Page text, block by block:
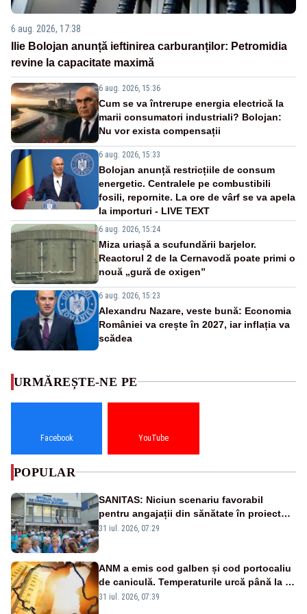
6 aug. 2026, 17:38
Ilie Bolojan anunță ieftinirea carburanților: Petromidia
revine la capacitate maximă
6 aug. 2026, 15:36
Cum se va întrerupe energia electrică la
marii consumatori industriali? Bolojan:
Nu vor exista compensații
6 aug. 2026, 15:33
Bolojan anunță restricțiile de consum
energetic. Centralele pe combustibili
fosili, repornite. La ore de vârf se va apela
la importuri - LIVE TEXT
6 aug. 2026, 15:24
Miza uriașă a scufundării barjelor.
Reactorul 2 de la Cernavodă poate primi o
nouă „gură de oxigen”
6 aug. 2026, 15:23
Alexandru Nazare, veste bună: Economia
României va crește în 2027, iar inflația va
scădea
URMĂREȘTE-NE PE
Facebook YouTube
POPULAR
SANITAS: Niciun scenariu favorabil
pentru angajații din sănătate în proiectul
Legii salarizării
31 iul. 2026, 07:29
ANM a emis cod galben și cod portocaliu
de caniculă. Temperaturile urcă până la 38
de grade, iar nopțile devin tropicale
31 iul. 2026, 07:39